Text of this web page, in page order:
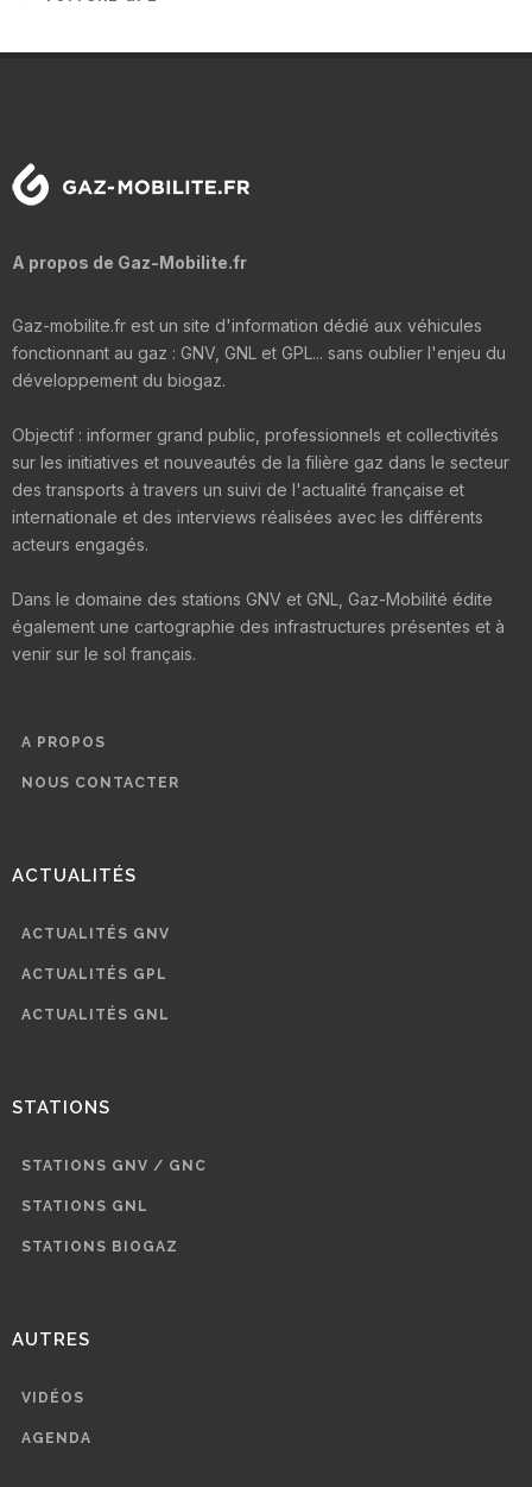
A propos de Gaz-Mobilite.fr
Gaz-mobilite.fr est un site d'information dédié aux véhicules
fonctionnant au gaz : GNV, GNL et GPL... sans oublier l'enjeu du
développement du biogaz.
Objectif : informer grand public, professionnels et collectivités
sur les initiatives et nouveautés de la filière gaz dans le secteur
des transports à travers un suivi de l'actualité française et
internationale et des interviews réalisées avec les différents
acteurs engagés.
Dans le domaine des stations GNV et GNL, Gaz-Mobilité édite
également une cartographie des infrastructures présentes et à
venir sur le sol français.
A PROPOS
NOUS CONTACTER
ACTUALITÉS
ACTUALITÉS GNV
ACTUALITÉS GPL
ACTUALITÉS GNL
STATIONS
STATIONS GNV / GNC
STATIONS GNL
STATIONS BIOGAZ
AUTRES
VIDÉOS
AGENDA